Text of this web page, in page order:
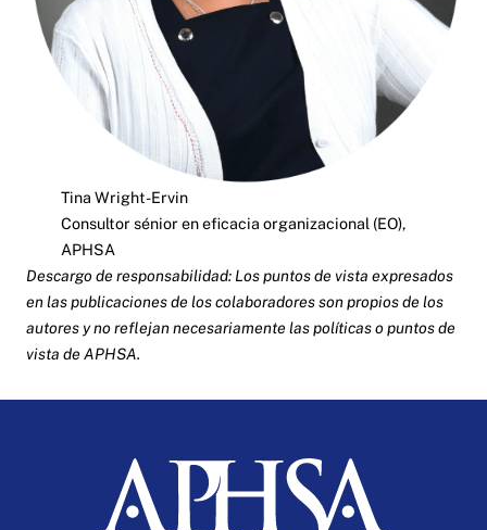
Tina Wright-Ervin
Consultor sénior en eficacia organizacional (EO),
APHSA
Descargo de responsabilidad: Los puntos de vista expresados
en las publicaciones de los colaboradores son propios de los
autores y no reflejan necesariamente las políticas o puntos de
vista de APHSA.